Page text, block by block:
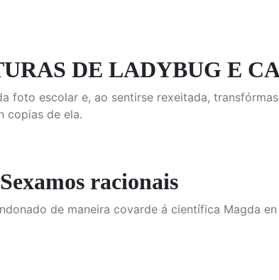
DE LADYBUG E
foto escolar e, ao sentirse rexeitada,
copias de ela.
racionais
de maneira covarde á científica Magda